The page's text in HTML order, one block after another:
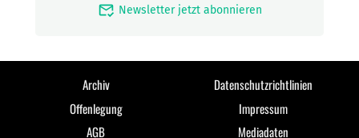
mark_email_read Newsletter jetzt abonnieren
Archiv
Datenschutzrichtlinien
Offenlegung
Impressum
AGB
Mediadaten